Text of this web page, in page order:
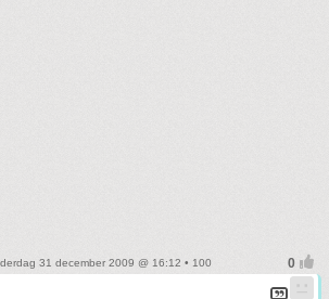
31 december 2009 @ 16:12 • 100